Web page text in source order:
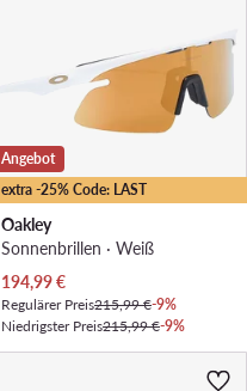
extra -25% Code: LAST
Angebot
Oakley
Sonnenbrillen · Weiß
Aktueller Preis
194,99€
Regulärer Preis215,99 €-9%
Niedrigster Preis215,99 €-9%